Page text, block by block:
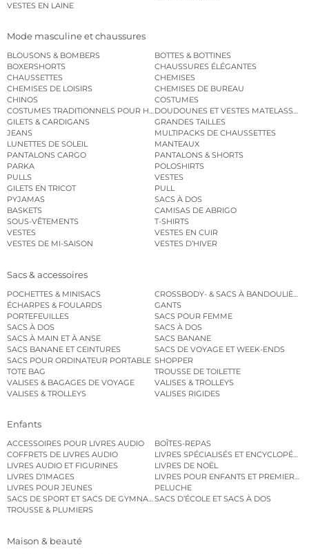
VESTES EN LAINE
Mode masculine et chaussures
BLOUSONS & BOMBERS
BOTTES & BOTTINES
BOXERSHORTS
CHAUSSURES ÉLÉGANTES
CHAUSSETTES
CHEMISES
CHEMISES DE LOISIRS
CHEMISES DE BUREAU
CHINOS
COSTUMES
COSTUMES TRADITIONNELS POUR HOMMEDOUDOUNES ET VESTES MATELASSÉES
GILETS & CARDIGANS
GRANDES TAILLES
JEANS
MULTIPACKS DE CHAUSSETTES
LUNETTES DE SOLEIL
MANTEAUX
PANTALONS CARGO
PANTALONS & SHORTS
PARKA
POLOSHIRTS
PULLS
VESTES
GILETS EN TRICOT
PULL
PYJAMAS
SACS À DOS
BASKETS
CAMISAS DE ABRIGO
SOUS-VÊTEMENTS
T-SHIRTS
VESTES
VESTES EN CUIR
VESTES DE MI-SAISON
VESTES D’HIVER
Sacs & accessoires
POCHETTES & MINISACS
CROSSBODY- & SACS À BANDOULIÈRE
ÉCHARPES & FOULARDS
GANTS
PORTEFEUILLES
SACS POUR FEMME
SACS À DOS
SACS À DOS
SACS À MAIN ET À ANSE
SACS BANANE
SACS BANANE ET CEINTURES
SACS DE VOYAGE ET WEEK-ENDS
SACS POUR ORDINATEUR PORTABLE SHOPPER
TOTE BAG
TROUSSE DE TOILETTE
VALISES & BAGAGES DE VOYAGE
VALISES & TROLLEYS
VALISES & TROLLEYS
VALISES RIGIDES
Enfants
ACCESSOIRES POUR LIVRES AUDIO
BOÎTES-REPAS
COFFRETS DE LIVRES AUDIO
LIVRES SPÉCIALISÉS ET
LIVRES AUDIO ET FIGURINES
LIVRES DE NOËL
LIVRES D’IMAGES
LIVRES POUR ENFANTS ET PREMIERS
LIVRES POUR JEUNES
PELUCHE
SACS DE SPORT ET SACS DE GYMNASTIQUESACS D’ÉCOLE ET SACS À DOS
TROUSSE & PLUMIERS
Maison & beauté